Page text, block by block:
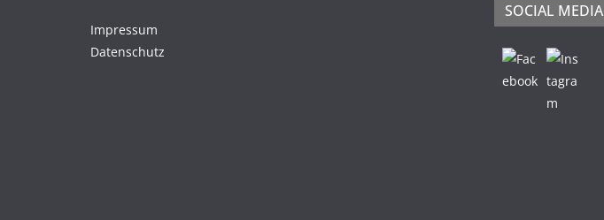
Impressum
Datenschutz
SOCIAL MEDIA